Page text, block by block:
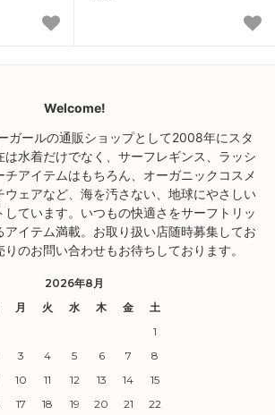
Welcome!
ガールの通販ショップとして2008年にスタ
は水着だけでなく、サーフレギンス、ラッシ
チアイテムはもちろん、オーガニックコスメ
ウェアなど、海を汚さない、地球にやさしい
しています。いつもの快適さをサーフトリッ
アイテム満載。お取り扱い店随時募集してお
りのお問い合わせもお待ちしております。
2026年8月
月 火 水 木 金
土
1
3 4 5 6 7
8
10 11 12 13 14
15
17 18 19 20 21
22